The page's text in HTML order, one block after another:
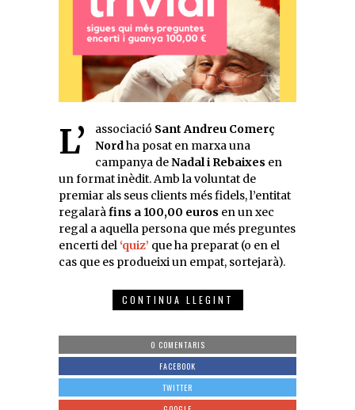
L’associació Sant Andreu Comerç
Nordha posat en marxa una
campanya deNadal i Rebaixes en
un format inèdit. Amb la voluntat de
premiar als seus clients més fidels, l’entitat
regalaràfins a 100,00 euros en un xec
regal a aquella persona que més preguntes
encerti del ‘quiz’ que ha preparat (o en el
cas que es produeixi un empat, sortejarà).
CONTINUA LLEGINT
0 COMENTARIS
FACEBOOK
TWITTER